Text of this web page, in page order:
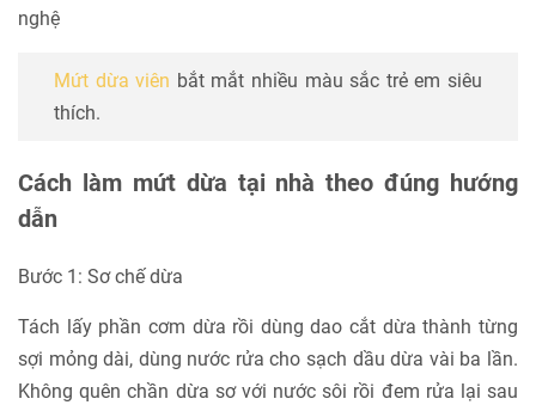
nghệ
Mứt dừa viên bắt mắt nhiều màu sắc trẻ em siêu
thích.
Cách làm mứt dừa tại nhà theo đúng hướng
dẫn
Bước 1: Sơ chế dừa
Tách lấy phần cơm dừa rồi dùng dao cắt dừa thành từng
sợi mỏng dài, dùng nước rửa cho sạch dầu dừa vài ba lần.
Không quên chần dừa sơ với nước sôi rồi đem rửa lại sau